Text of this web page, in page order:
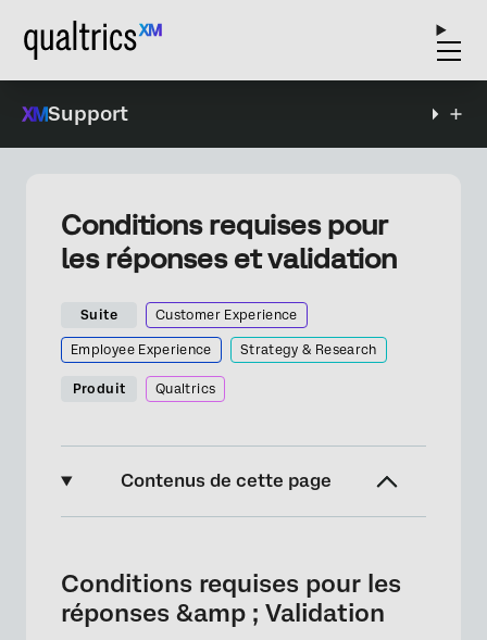
Support
Conditions requises pour
les réponses et validation
Suite Customer Experience
Employee Experience Strategy & Research
Produit Qualtrics
Contenus de cette page
Forcer la réponse
Conditions requises pour les
réponses &amp ; Validation